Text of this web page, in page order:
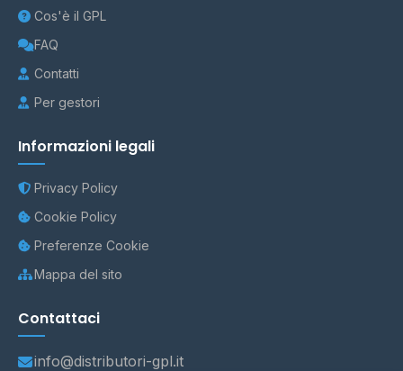
Cos'è il GPL
FAQ
Contatti
Per gestori
Informazioni legali
Privacy Policy
Cookie Policy
Preferenze Cookie
Mappa del sito
Contattaci
info@distributori-gpl.it